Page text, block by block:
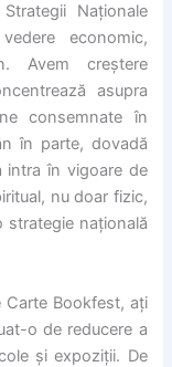
Naționale
economic,
Avem creștere
asupra
consemnate în
în parte, dovadă
intra în vigoare de
nu doar fizic,
strategie națională
Carte Bookfest, ați
o de reducere a
și expoziții. De